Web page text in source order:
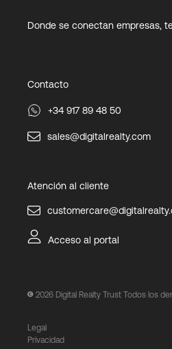
Donde se conectan empresas,
Contacto
+34 917 89 48 50
sales@digitalrealty.com
Atención al cliente
Acceso al portal
2026 Digital Realty Trust Todos los
Legal
Privacidad